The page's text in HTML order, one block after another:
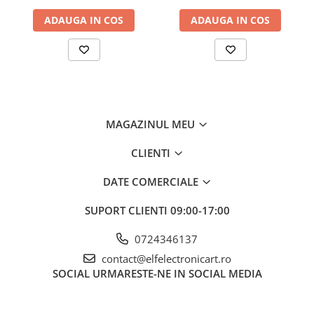
Stabilizare tensiune iesire
≤1%+ 10mV
Curent iesire
80x160x205mm
2193.3 g
Ce conține pachetul?
Sursa, Cablu alimentare
ADAUGA IN COS ADAUGA IN COS
MAGAZINUL MEU
CLIENTI
DATE COMERCIALE
SUPORT CLIENTI 09:00-17:00
0724346137
contact@elfelectronicart.ro
SOCIAL URMARESTE-NE IN SOCIAL MEDIA